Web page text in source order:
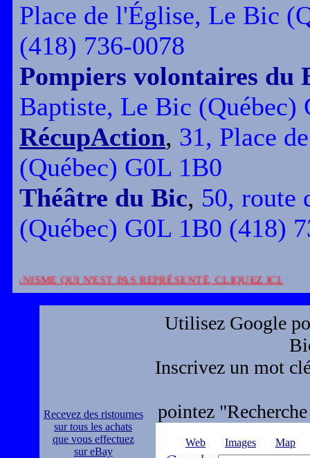
Place de l'Église, Le Bic
(418) 736-0078
Pompiers volontaires du
Baptiste, Le Bic (Québec)
RécupAction, 31, Place
(Québec) G0L 1B0
Théâtre du Bic, 50, route
(Québec) G0L 1B0 (418)
QUI N'EST PAS REPRÉSENTÉ, CLIQUEZ ICI.
Recevez des ristournes
sur tous les achats
que vous effectuez
sur eBay
Utilisez Google
Inscrivez un mot
pointez
Web Images Map